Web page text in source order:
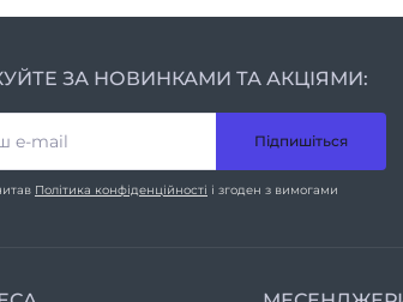
ЗА НОВИНКАМИ ТА АКЦІЯМИ:
Підпишіться
Політика конфіденційності і згоден з вимогами